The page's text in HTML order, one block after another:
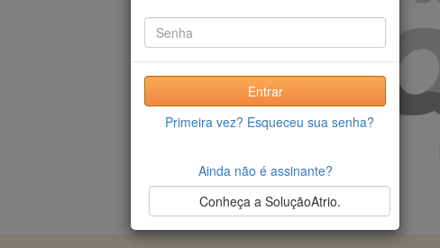
Entrar
Primeira vez? Esqueceu sua senha?
Ainda não é assinante?
Conheça a SoluçãoAtrio.